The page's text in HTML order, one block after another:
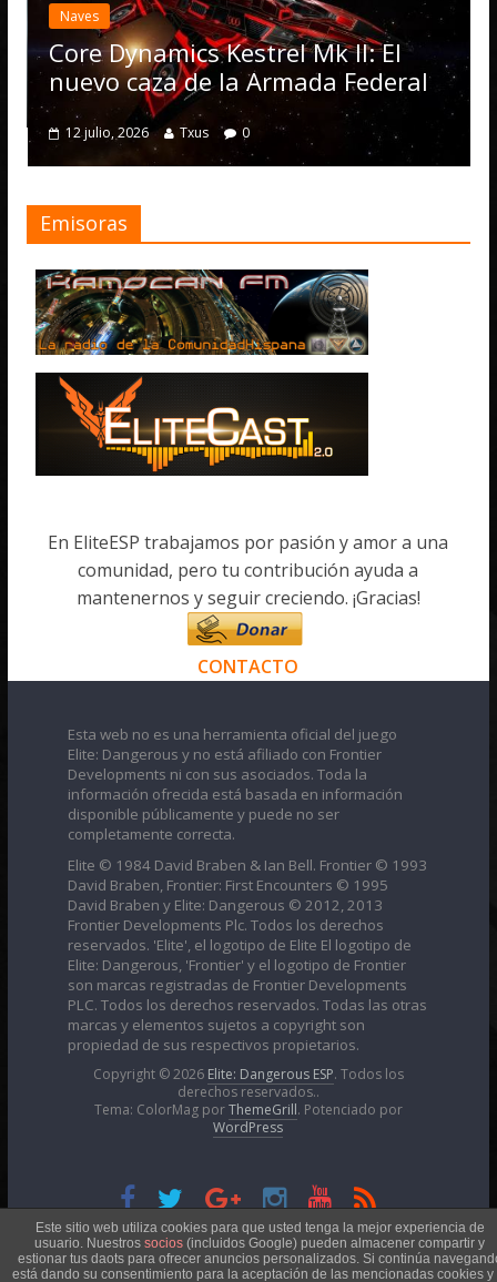
Naves
Core Dynamics Kestrel Mk II: El
nuevo caza de la Armada Federal
12 julio, 2026 Txus 0
Emisoras
En EliteESP trabajamos por pasión y amor a una
comunidad, pero tu contribución ayuda a
mantenernos y seguir creciendo. ¡Gracias!
CONTACTO
Esta web no es una herramienta oficial del juego
Elite: Dangerous y no está afiliado con Frontier
Developments ni con sus asociados. Toda la
información ofrecida está basada en información
disponible públicamente y puede no ser
completamente correcta.
Elite © 1984 David Braben & Ian Bell. Frontier © 1993
David Braben, Frontier: First Encounters © 1995
David Braben y Elite: Dangerous © 2012, 2013
Frontier Developments Plc. Todos los derechos
reservados. 'Elite', el logotipo de Elite El logotipo de
Elite: Dangerous, 'Frontier' y el logotipo de Frontier
son marcas registradas de Frontier Developments
PLC. Todos los derechos reservados. Todas las otras
marcas y elementos sujetos a copyright son
propiedad de sus respectivos propietarios.
Copyright © 2026 Elite: Dangerous ESP. Todos los
derechos reservados..
Tema: ColorMag porThemeGrill. Potenciado por
WordPress
Esta obra está bajo unaLicencia Creative Commons
Este sitio web utiliza cookies para que usted tenga la mejor experiencia de
usuario. Nuestros socios (incluidos Google) pueden almacener compartir y
estionar tus daots para ofrecer anuncios personalizados. Si continúa
está dando su consentimiento para la aceptación de las mencionadas cookies y